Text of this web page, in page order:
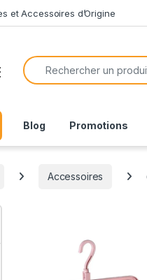
et Accessoires d’Origine
Search for:
Blog Promotions
Accessoires